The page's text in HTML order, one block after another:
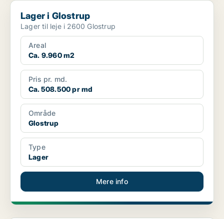
Lager i Glostrup
Lager i Glostrup
Lager til leje i 2600 Glostrup
Areal
Ca. 9.960 m2
Pris pr. md.
Ca. 508.500 pr md
Område
Glostrup
Type
Lager
Mere info